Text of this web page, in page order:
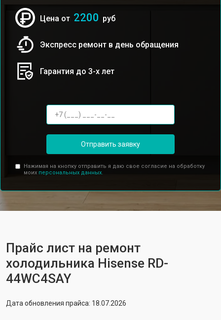
Цена от 2200 руб
Экспресс ремонт в день обращения
Гарантия до 3-х лет
Отправить заявку
Нажимая на кнопку отправить я даю свое согласие на обработку
моих персональных данных.
Прайс лист на ремонт
холодильника Hisense RD-
44WC4SAY
Дата обновления прайса: 18.07.2026